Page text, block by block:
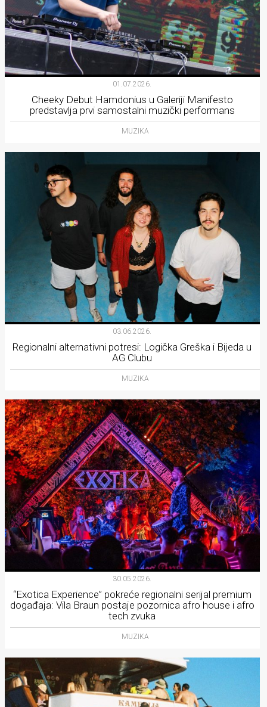
01.07.2026.
Cheeky Debut Hamdonius u Galeriji Manifesto
predstavlja prvi samostalni muzički performans
MUZIKA
03.06.2026.
Regionalni alternativni potresi: Logička Greška i Bijeda u
AG Clubu
MUZIKA
30.05.2026.
“Exotica Experience” pokreće regionalni serijal premium
događaja: Vila Braun postaje pozornica afro house i afro
tech zvuka
MUZIKA